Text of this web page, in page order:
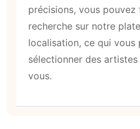
précisions, vous
recherche sur notre
localisation, ce qui vous
sélectionner des
vous.